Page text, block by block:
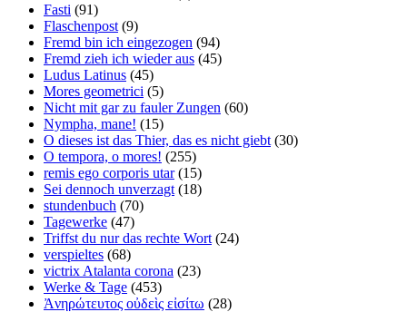
Fasti (91)
Flaschenpost (9)
Fremd bin ich eingezogen (94)
Fremd zieh ich wieder aus (45)
Ludus Latinus (45)
Mores geometrici (5)
Nicht mit gar zu fauler Zungen (60)
Nympha, mane! (15)
O dieses ist das Thier, das es nicht giebt (30)
O tempora, o mores! (255)
remis ego corporis utar(15)
Sei dennoch unverzagt (18)
stundenbuch (70)
Tagewerke (47)
Triffst du nur das rechte Wort (24)
verspieltes (68)
victrix Atalanta corona (23)
Werke & Tage (453)
Ἀνηρώτευτος οὐδεὶς εἰσίτω (28)